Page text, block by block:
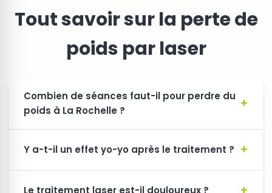
Tout savoir sur la perte de
poids par laser
Combien de séances faut-il pour perdre du
poids à La Rochelle ?
Y a-t-il un effet yo-yo après le traitement ?